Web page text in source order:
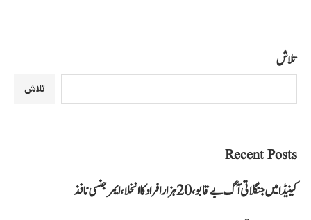
تلاش
تلاش
Recent Posts
کینیڈا میں جنگلاتی آگ بے قابو، 20 ہزار افراد کا انخلا، ایمرجنسی نافذ